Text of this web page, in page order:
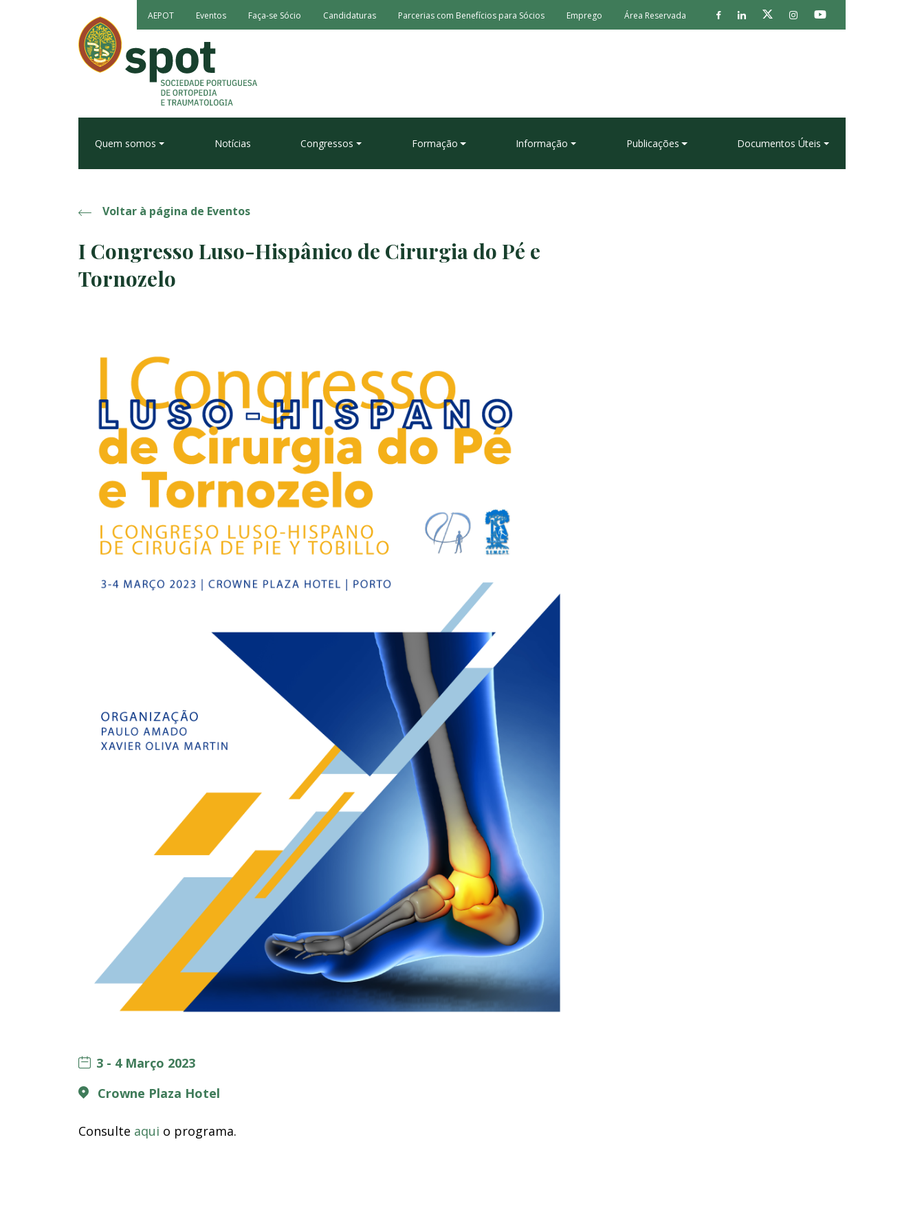
AEPOT Eventos Faça-se Sócio Candidaturas Parcerias com Benefícios para Sócios Emprego Área Reservada
Quem somos Notícias Congressos Formação Informação Publicações Documentos Úteis
Voltar à página de Eventos
I Congresso Luso-Hispânico de Cirurgia do Pé e
Tornozelo
3 - 4 Março 2023
Crowne Plaza Hotel
Consulte aqui o programa.